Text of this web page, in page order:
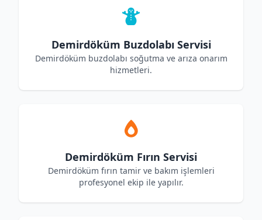
Demirdöküm Buzdolabı Servisi
Demirdöküm buzdolabı soğutma ve arıza onarım
hizmetleri.
Demirdöküm Fırın Servisi
Demirdöküm fırın tamir ve bakım işlemleri
profesyonel ekip ile yapılır.